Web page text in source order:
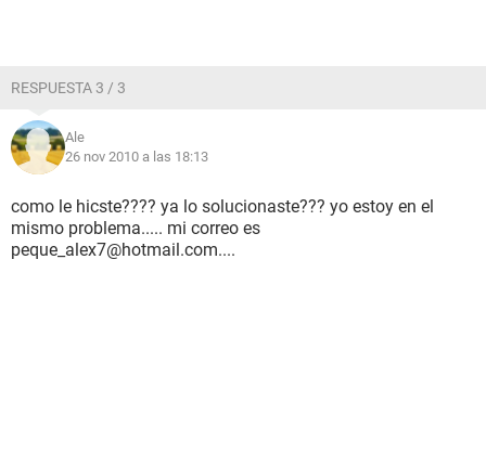
RESPUESTA 3 / 3
Ale
26 nov 2010 a las 18:13
como le hicste???? ya lo solucionaste??? yo estoy en el
mismo problema..... mi correo es
peque_alex7@hotmail.com....